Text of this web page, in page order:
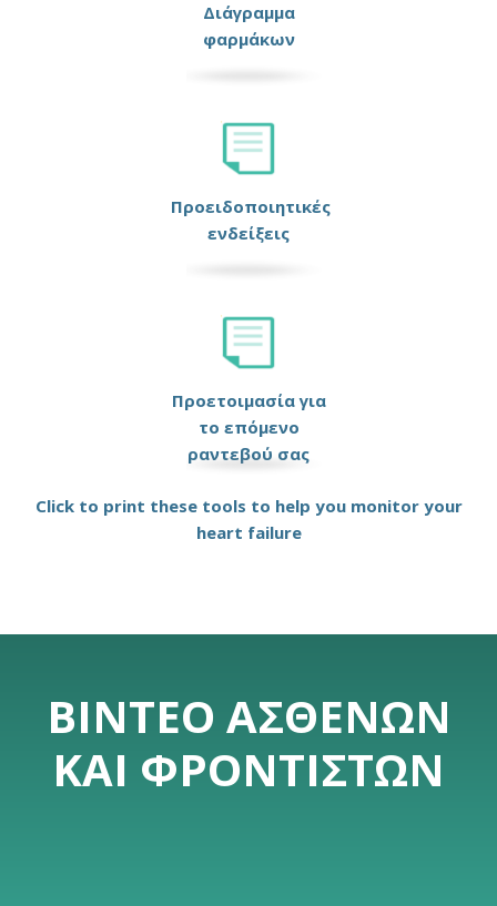
Διάγραμμα
φαρμάκων
Προειδοποιητικές
ενδείξεις
Προετοιμασία για
το επόμενο
ραντεβού σας
Click to print these tools to help you monitor your
heart failure
ΒΊΝΤΕΟ ΑΣΘΕΝΏΝ
ΚΑΙ ΦΡΟΝΤΙΣΤΏΝ